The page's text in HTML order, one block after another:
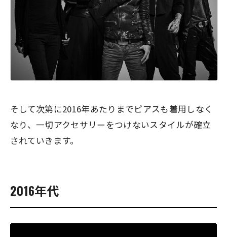
そして次第に2016年あたりまでピアスも着用しなく
なり、一切アクセサリーをつけないスタイルが確立
されていきます。
2016年代